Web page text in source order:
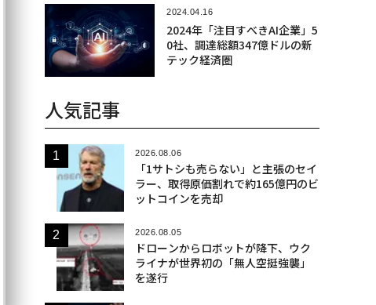
2024.04.16
2024年「注目すべきAI企業」5
0社、調達総額347億ドルの新
テック経済圏
人気記事
2026.08.06
「1サトシも売らない」と主張のセイ
ラー、取得原価割れで約165億円のビ
ットコインを売却
2026.08.05
ドローンからロボットが降下、ウク
ライナが世界初の「無人空挺強襲」
を遂行